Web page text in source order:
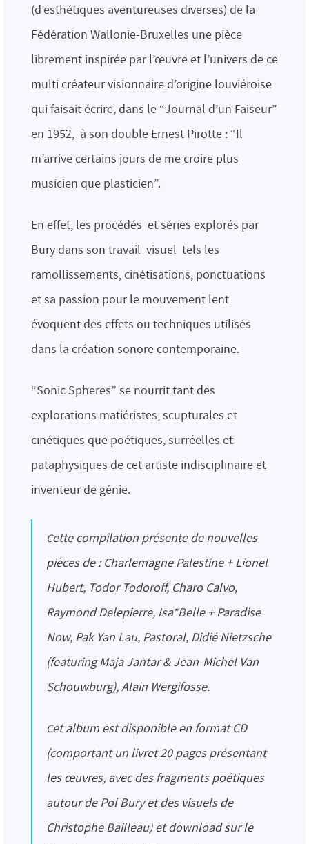
(d’esthétiques aventureuses diverses) de la
Fédération Wallonie-Bruxelles une pièce
librement inspirée par l’œuvre et l’univers de ce
multi créateur visionnaire d’origine louviéroise
qui faisait écrire, dans le “Journal d’un Faiseur”
en 1952, à son double Ernest Pirotte : “Il
m’arrive certains jours de me croire plus
musicien que plasticien”.
En effet, les procédés et séries explorés par
Bury dans son travail visuel tels les
ramollissements, cinétisations, ponctuations
et sa passion pour le mouvement lent
évoquent des effets ou techniques utilisés
dans la création sonore contemporaine.
“Sonic Spheres” se nourrit tant des
explorations matiéristes, scupturales et
cinétiques que poétiques, surréelles et
pataphysiques de cet artiste indisciplinaire et
inventeur de génie.
Cette compilation présente de nouvelles
pièces de : Charlemagne Palestine + Lionel
Hubert, Todor Todoroff, Charo Calvo,
Raymond Delepierre, Isa*Belle + Paradise
Now, Pak Yan Lau, Pastoral, Didié Nietzsche
(featuring Maja Jantar & Jean-Michel Van
Schouwburg), Alain Wergifosse.
Cet album est disponible en format CD
(comportant un livret 20 pages présentant
les œuvres, avec des fragments poétiques
autour de Pol Bury et des visuels de
Christophe Bailleau) et download sur le